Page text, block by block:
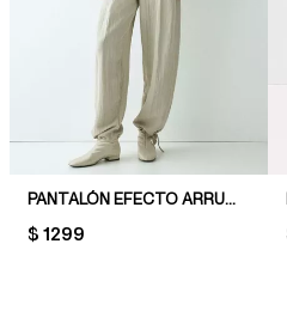
PANTALÓN EFECTO ARRUGADO CON PIERNAS BARREL
PRICE:
$ 1299